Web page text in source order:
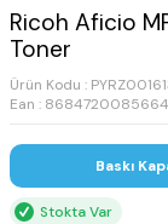
Ricoh Aficio
Toner
Ürün Kodu :
Ean : 8684720085664
Baskı
Stokta Var